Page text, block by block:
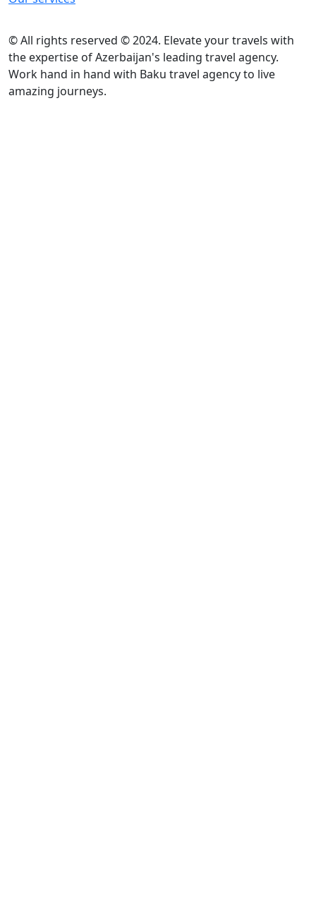
© All rights reserved © 2024. Elevate your travels with
the expertise of Azerbaijan's leading travel agency.
Work hand in hand with Baku travel agency to live
amazing journeys.